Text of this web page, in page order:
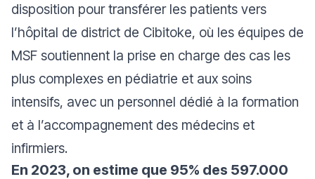
disposition pour transférer les patients vers
l’hôpital de district de Cibitoke, où les équipes de
MSF soutiennent la prise en charge des cas les
plus complexes en pédiatrie et aux soins
intensifs, avec un personnel dédié à la formation
et à l’accompagnement des médecins et
infirmiers.
En 2023, on estime que 95% des 597.000